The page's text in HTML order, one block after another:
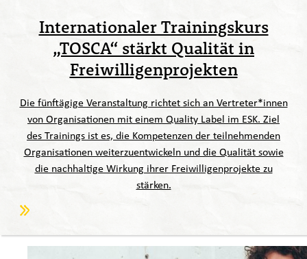
Internationaler Trainingskurs
„TOSCA“ stärkt Qualität in
Freiwilligenprojekten
Die fünftägige Veranstaltung richtet sich an Vertreter*innen
von Organisationen mit einem Quality Label im ESK. Ziel
des Trainings ist es, die Kompetenzen der teilnehmenden
Organisationen weiterzuentwickeln und die Qualität sowie
die nachhaltige Wirkung ihrer Freiwilligenprojekte zu
stärken.